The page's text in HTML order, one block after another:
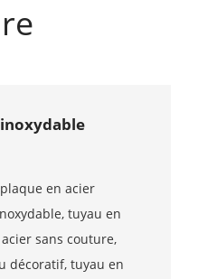
en acier
tuyau en
sans couture,
décoratif, tuyau en